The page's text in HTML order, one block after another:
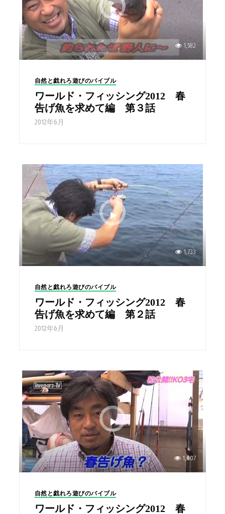
1,582
自然と戯れろ遊びのバイブル
ワールド・フィッシング2012 春
告げ魚を求めて編 第３話
2012年6月
1,733
自然と戯れろ遊びのバイブル
ワールド・フィッシング2012 春
告げ魚を求めて編 第２話
2012年6月
1,607
自然と戯れろ遊びのバイブル
ワールド・フィッシング2012 春